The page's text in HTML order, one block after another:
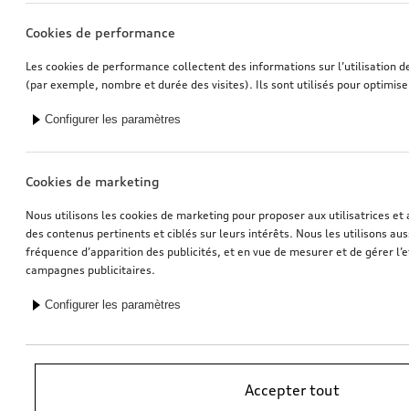
Import SA. TVA en vigueur incluse. Les prix affichés chez le partenaire
Cookies de performance
Les cookies de performance collectent des informations sur l’utilisation
(par exemple, nombre et durée des visites). Ils sont utilisés pour
Configurer les paramètres
Cookies de marketing
Nous utilisons les cookies de marketing pour proposer aux utilisatrices et
des contenus pertinents et ciblés sur leurs intérêts. Nous les utilisons
fréquence d’apparition des publicités, et en vue de mesurer et de gérer
campagnes publicitaires.
Configurer les paramètres
Accepter tout